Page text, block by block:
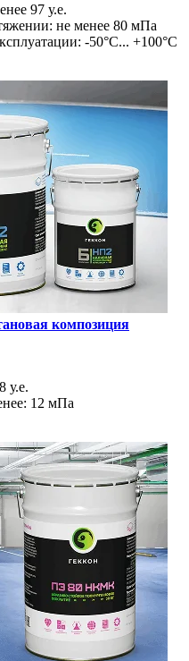
97 у.е.
не менее 80 мПа
-50°С... +100°С
композиция
у.е.
12 мПа